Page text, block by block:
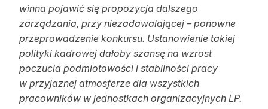
winna pojawić się propozycja dalszego
zarządzania, przy niezadawalającej – ponowne
przeprowadzenie konkursu. Ustanowienie takiej
polityki kadrowej dałoby szansę na wzrost
poczucia podmiotowości i stabilności pracy
w przyjaznej atmosferze dla wszystkich
pracowników w jednostkach organizacyjnych LP.